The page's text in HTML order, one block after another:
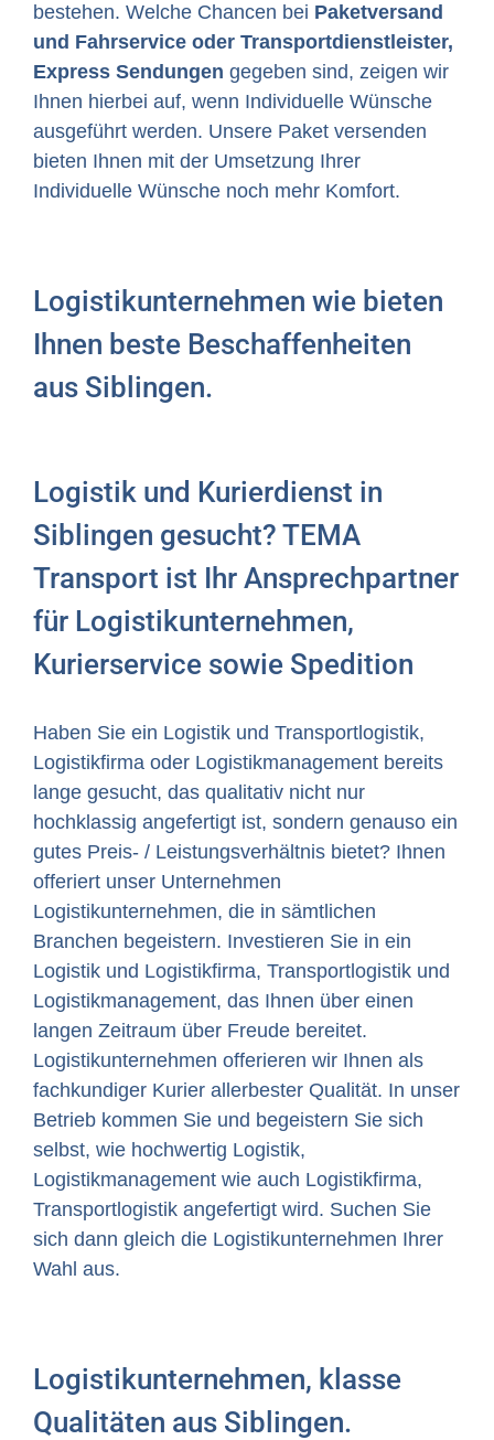
bestehen. Welche Chancen bei Paketversand
und Fahrservice oder Transportdienstleister,
Express Sendungen gegeben sind, zeigen wir
Ihnen hierbei auf, wenn Individuelle Wünsche
ausgeführt werden. Unsere Paket versenden
bieten Ihnen mit der Umsetzung Ihrer
Individuelle Wünsche noch mehr Komfort.
Logistikunternehmen wie bieten
Ihnen beste Beschaffenheiten
aus Siblingen.
Logistik und Kurierdienst in
Siblingen gesucht? TEMA
Transport ist Ihr Ansprechpartner
für Logistikunternehmen,
Kurierservice sowie Spedition
Haben Sie ein Logistik und Transportlogistik,
Logistikfirma oder Logistikmanagement bereits
lange gesucht, das qualitativ nicht nur
hochklassig angefertigt ist, sondern genauso ein
gutes Preis- / Leistungsverhältnis bietet? Ihnen
offeriert unser Unternehmen
Logistikunternehmen, die in sämtlichen
Branchen begeistern. Investieren Sie in ein
Logistik und Logistikfirma, Transportlogistik und
Logistikmanagement, das Ihnen über einen
langen Zeitraum über Freude bereitet.
Logistikunternehmen offerieren wir Ihnen als
fachkundiger Kurier allerbester Qualität. In unser
Betrieb kommen Sie und begeistern Sie sich
selbst, wie hochwertig Logistik,
Logistikmanagement wie auch Logistikfirma,
Transportlogistik angefertigt wird. Suchen Sie
sich dann gleich die Logistikunternehmen Ihrer
Wahl aus.
Logistikunternehmen, klasse
Qualitäten aus Siblingen.